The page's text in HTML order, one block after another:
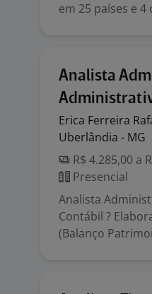
em 25 países e
Analista
Erica Ferreira
Uberlândia - MG
R$ 4.285,00 a
Presencial
Analista
Contábil ?
(Balanço